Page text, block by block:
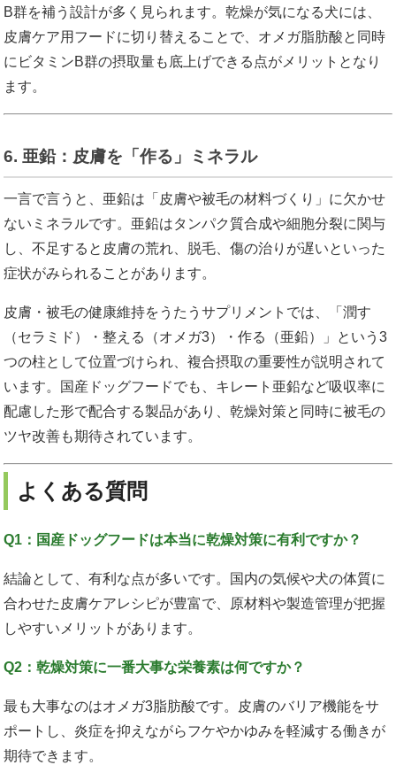
B群を補う設計が多く見られます。乾燥が気になる犬には、
皮膚ケア用フードに切り替えることで、オメガ脂肪酸と同時
にビタミンB群の摂取量も底上げできる点がメリットとなり
ます。
6. 亜鉛：皮膚を「作る」ミネラル
一言で言うと、亜鉛は「皮膚や被毛の材料づくり」に欠かせ
ないミネラルです。亜鉛はタンパク質合成や細胞分裂に関与
し、不足すると皮膚の荒れ、脱毛、傷の治りが遅いといった
症状がみられることがあります。
皮膚・被毛の健康維持をうたうサプリメントでは、「潤す
（セラミド）・整える（オメガ3）・作る（亜鉛）」という3
つの柱として位置づけられ、複合摂取の重要性が説明されて
います。国産ドッグフードでも、キレート亜鉛など吸収率に
配慮した形で配合する製品があり、乾燥対策と同時に被毛の
ツヤ改善も期待されています。
よくある質問
Q1：国産ドッグフードは本当に乾燥対策に有利ですか？
結論として、有利な点が多いです。国内の気候や犬の体質に
合わせた皮膚ケアレシピが豊富で、原材料や製造管理が把握
しやすいメリットがあります。
Q2：乾燥対策に一番大事な栄養素は何ですか？
最も大事なのはオメガ3脂肪酸です。皮膚のバリア機能をサ
ポートし、炎症を抑えながらフケやかゆみを軽減する働きが
期待できます。